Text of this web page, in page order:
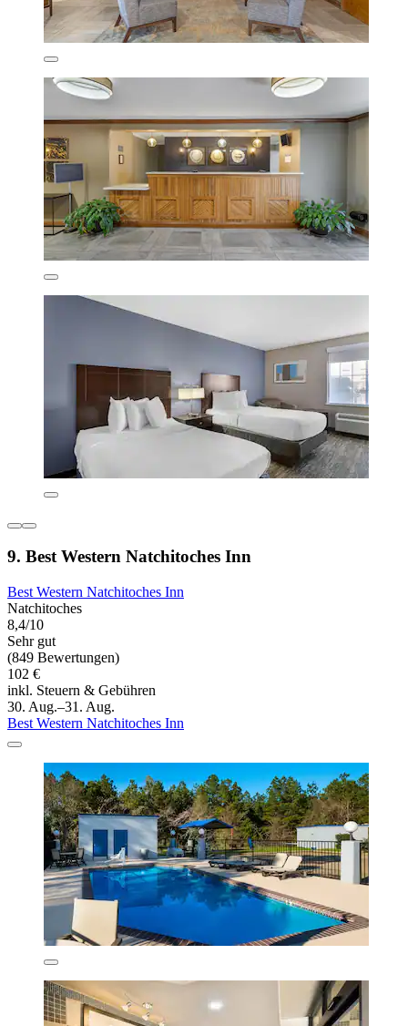
9. Best Western Natchitoches Inn
Best Western Natchitoches Inn
Natchitoches
8,4/10
Sehr gut
(849 Bewertungen)
102 €
inkl. Steuern & Gebühren
30. Aug.–31. Aug.
Best Western Natchitoches Inn